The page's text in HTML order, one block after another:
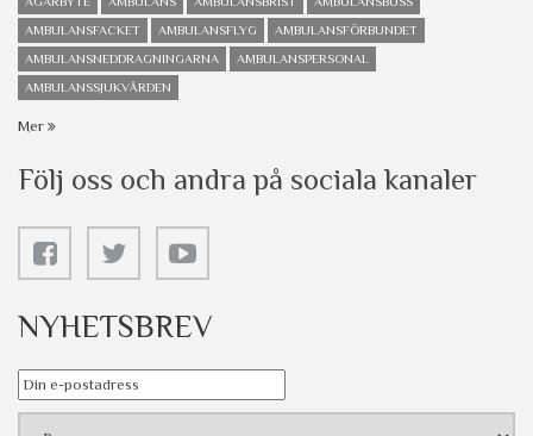
AMBULANSFACKET
AMBULANSFLYG
AMBULANSFÖRBUNDET
AMBULANSNEDDRAGNINGARNA
AMBULANSPERSONAL
AMBULANSSJUKVÅRDEN
Mer
Följ oss och andra på sociala kanaler
NYHETSBREV